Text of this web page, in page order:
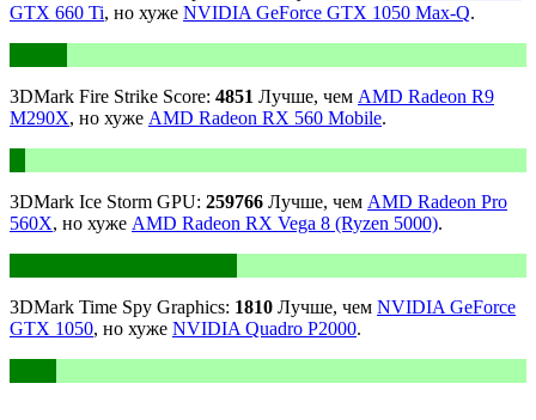
GTX 660 Ti, но хуже NVIDIA GeForce GTX 1050 Max-Q.
3DMark Fire Strike Score: 4851 Лучше, чем AMD Radeon R9
M290X, но хуже AMD Radeon RX 560 Mobile.
3DMark Ice Storm GPU: 259766 Лучше, чем AMD Radeon Pro
560X, но хуже AMD Radeon RX Vega 8 (Ryzen 5000).
3DMark Time Spy Graphics: 1810 Лучше, чем NVIDIA GeForce
GTX 1050, но хуже NVIDIA Quadro P2000.